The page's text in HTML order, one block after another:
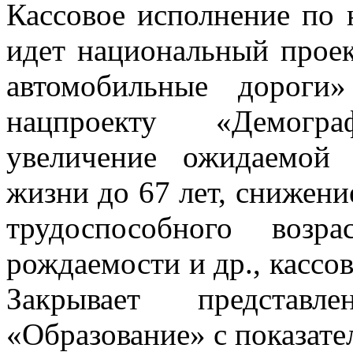
Кассовое исполнение
идет национальный
автомобильные
нацпроекту
увеличение ожидаемой
жизни до 67 лет,
трудоспособного
рождаемости и др.,
Закрывает
«Образование» с